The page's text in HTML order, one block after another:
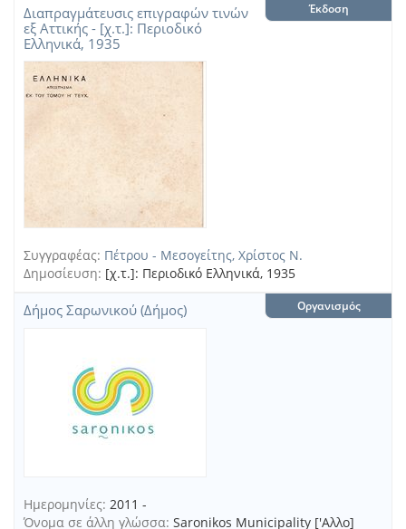
Διαπραγμάτευσις επιγραφών τινών
εξ Αττικής - [χ.τ.]: Περιοδικό
Ελληνικά, 1935
Έκδοση
Συγγραφέας: Πέτρου - Μεσογείτης, Χρίστος Ν.
Δημοσίευση: [χ.τ.]: Περιοδικό Ελληνικά, 1935
Δήμος Σαρωνικού (Δήμος) Οργανισμός
Ημερομηνίες: 2011 -
Όνομα σε άλλη γλώσσα: Saronikos Municipality ['Αλλο]